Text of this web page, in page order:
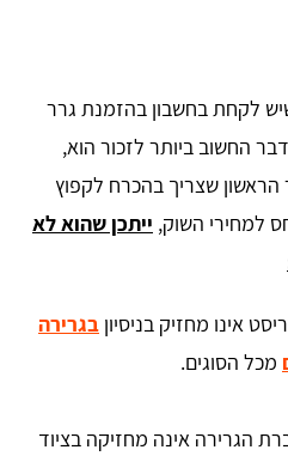
לקחת בחשבון בהזמנת גרר
החשוב ביותר לזכור הוא,
שצריך בהכרח לקפוץ
למחירי השוק, ייתכן שהוא לא
אינו מחזיק בניסיון בגרירה
מכל הסוגים.
הגרירה אינה מחזיקה בציוד